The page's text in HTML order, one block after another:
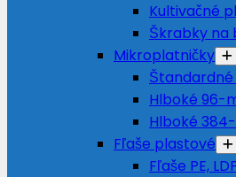
Kultivačné
Škrabky na
Mikroplatničky
Hlboké 96-
Hlboké
Fľaše plastové
Fľaše PE,